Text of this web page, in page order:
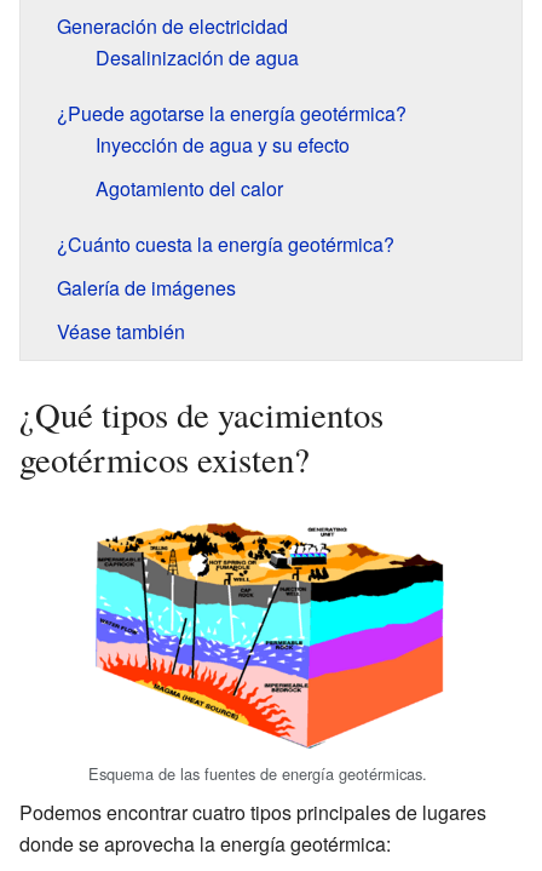
Generación de electricidad
Desalinización de agua
¿Puede agotarse la energía geotérmica?
Inyección de agua y su efecto
Agotamiento del calor
¿Cuánto cuesta la energía geotérmica?
Galería de imágenes
Véase también
¿Qué tipos de yacimientos
geotérmicos existen?
Esquema de las fuentes de energía geotérmicas.
Podemos encontrar cuatro tipos principales de lugares
donde se aprovecha la energía geotérmica: